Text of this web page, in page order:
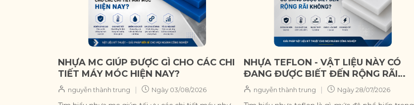
NHỰA MC GIÚP ĐƯỢC GÌ CHO CÁC CHI
TIẾT MÁY MÓC HIỆN NAY?
nguyễn thành trung | Ngày 03/08/2026
NHỰA TEFLON - VẬT LIỆU NÀY CÓ
ĐANG ĐƯỢC BIẾT ĐẾN RỘNG RÃI
KHÔNG?
nguyễn thành trung | Ngày28/07/2026